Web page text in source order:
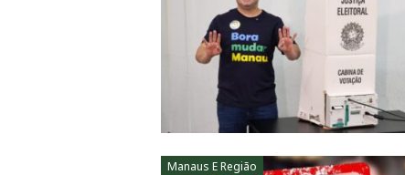
Manaus E Região